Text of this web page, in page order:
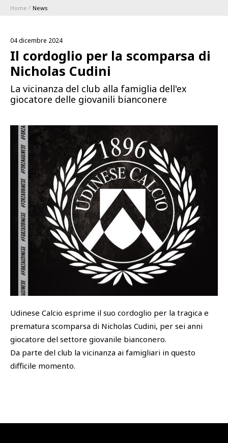
1896 MEMBERSHIP PROGRAM
STAGIONE
Serie A
Coppa Italia
Calendari e Risultati
Classifiche
Academy
Cattedra Universidad Europea
Esports
BLUENERGY STADIUM
MEETING CENTER
SPONSOR
SQUADRE
SHOP
PHOTOGALLERY
Home News
04 dicembre 2024
Il cordoglio per la scomparsa di
Nicholas Cudini
La vicinanza del club alla famiglia dell'ex
giocatore delle giovanili bianconere
Udinese Calcio esprime il suo cordoglio per la tragica e
prematura scomparsa di Nicholas Cudini, per sei anni
giocatore del settore giovanile bianconero.
Da parte del club la vicinanza ai famigliari in questo
difficile momento.